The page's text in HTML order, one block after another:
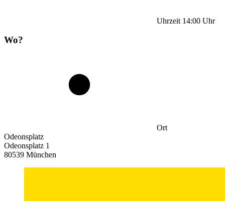
Uhrzeit 14:00 Uhr
Wo?
Ort
Odeonsplatz
Odeonsplatz 1
80539 München